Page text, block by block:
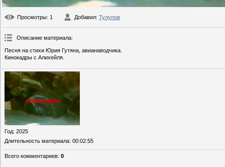
Просмотры: 1 Добавил: Тулупов
Описание материала:
Песня на стихи Юрия Гутяна, авианаводчика.
Кинокадры с Алихейля.
Год: 2025
Длительность материала: 00:02:55
Всего комментариев: 0